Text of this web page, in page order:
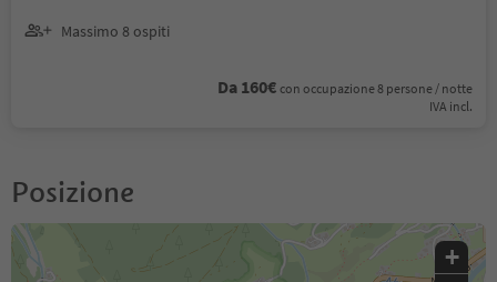
Massimo 8 ospiti
Da 160€ con occupazione 8 persone / notte
IVA incl.
Posizione
+